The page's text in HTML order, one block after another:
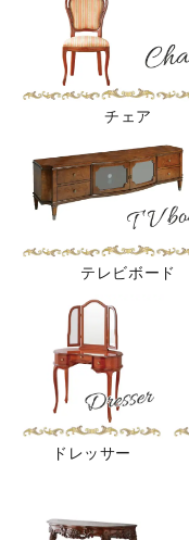
チェア
テレビボード
ドレッサー